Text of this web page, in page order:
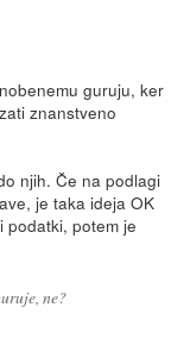
guruju, ker
znanstveno
njih. Če na podlagi
je taka ideja OK
potem je
ne?